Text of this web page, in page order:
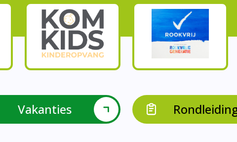
krijgen leerlingen met een verrijkend aanbod
leerkrachten samen in leerteams op het gebied
Op onze school vieren we samen.
leraarondersteuners met leerlingen met een
Op onze school is er een duidelijke